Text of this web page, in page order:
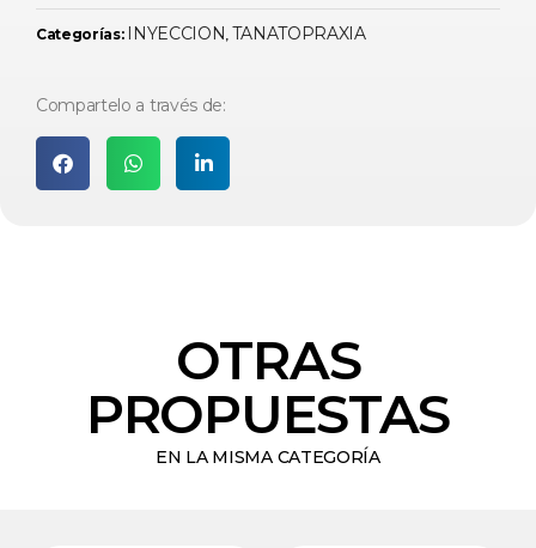
Categorías: INYECCION, TANATOPRAXIA
Compartelo a través de:
OTRAS
PROPUESTAS
EN LA MISMA CATEGORÍA